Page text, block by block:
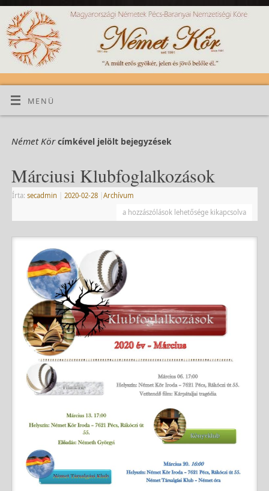
MENÜ
Német Körcímkével jelölt bejegyzések
Márciusi Klubfoglalkozások
Írta: secadmin 2020-02-28
Archívum
a hozzászólások lehetősége kikapcsolva